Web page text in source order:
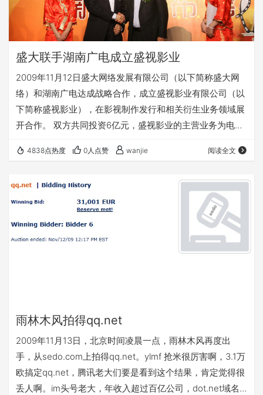
盛大联手湖南广电成立盛视影业
2009年11月12日盛大网络发展有限公司（以下简称盛大网
络）和湖南广电达成战略合作，成立盛视影业有限公司（以
下简称盛视影业），在影视制作发行和相关衍生业务领域展
开合作。 双方共同投资6亿元，盛视影业的主营业务为电影
务和相关服务业务。陈天桥透露：“盛大将会是盛视影业的
传统媒体和新媒体优势互补、共同发展的有益尝试，也将是
传媒业发展的大势所趋。” 盛视影业公司 个人对盛视影业域
名分析,如果不出意外，盛视影业官方网…
4838点热度 0人点赞 wanjie 阅读全文
雨林木风拍得qq.net
2009年11月13日，北京时间凌晨一点，雨林木风再度出
手，从sedo.com上拍得qq.net。ylmf 抢米很厉害啊，3.1万
欧搞定qq.net，腾讯老大们要是看到这个结果，肯定觉得很
丢人啊。im头号老大，年收入超过百亿公司，dot.net域名